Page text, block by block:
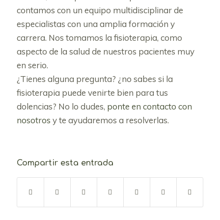
contamos con un equipo multidisciplinar de
especialistas con una amplia formación y
carrera. Nos tomamos la fisioterapia, como
aspecto de la salud de nuestros pacientes muy
en serio.
¿Tienes alguna pregunta? ¿no sabes si la
fisioterapia puede venirte bien para tus
dolencias? No lo dudes, ponte en contacto con
nosotros y te ayudaremos a resolverlas.
Compartir esta entrada